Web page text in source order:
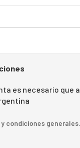
es necesario que
condiciones generales.